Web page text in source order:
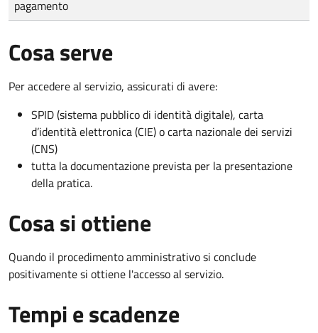
pagamento
Cosa serve
Per accedere al servizio, assicurati di avere:
SPID (sistema pubblico di identità digitale), carta
d’identità elettronica (CIE) o carta nazionale dei servizi
(CNS)
tutta la documentazione prevista per la presentazione
della pratica.
Cosa si ottiene
Quando il procedimento amministrativo si conclude
positivamente si ottiene l'accesso al servizio.
Tempi e scadenze